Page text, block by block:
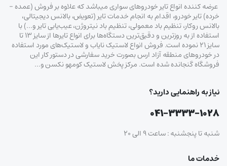
عرضه کننده انواع تایر خودروهای سواری میباشد که علاوه بر فروش (عمده –
خرده‌) تایر خودرو، اقدام به انجام خدمات تایر (تعویض، بالانس دیجیتالی،
بالانس روکار، تنظیم باد معمولی، تنظیم باد نیتروژن، عیب‌یابی تایر و…) با
استفاده از به روزترین و دقیق‌ترین دستگاه‌ها برای انواع تایرها از سایز ۱۳ تا
سایز ۲۱ نموده است. فروش انواع لاستیک‌ نایاب و لاستیک‌های مورد استفاده
در خودروهای منطقه آزاد ارس بصورت خرید سفارشی در دستور کار این
فروشگاه گنجانده شده است. مرکز پخش لاستیک کومهو نکسن و…
نیاز به راهنمایی دارید؟
۰۴۱-۳۳۳۳-۱۰۲۸
شنبه تا پنجشنبه : ساعت ۹ الی ۲۰
خدمات ما